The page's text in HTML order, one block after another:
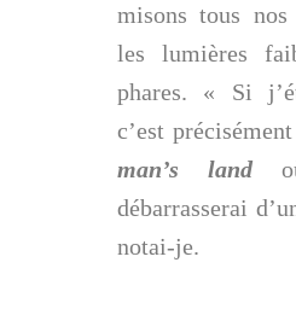
misons tous
les lumières
phares. « Si
c’est
man’s land
débarrasserai
notai-je.